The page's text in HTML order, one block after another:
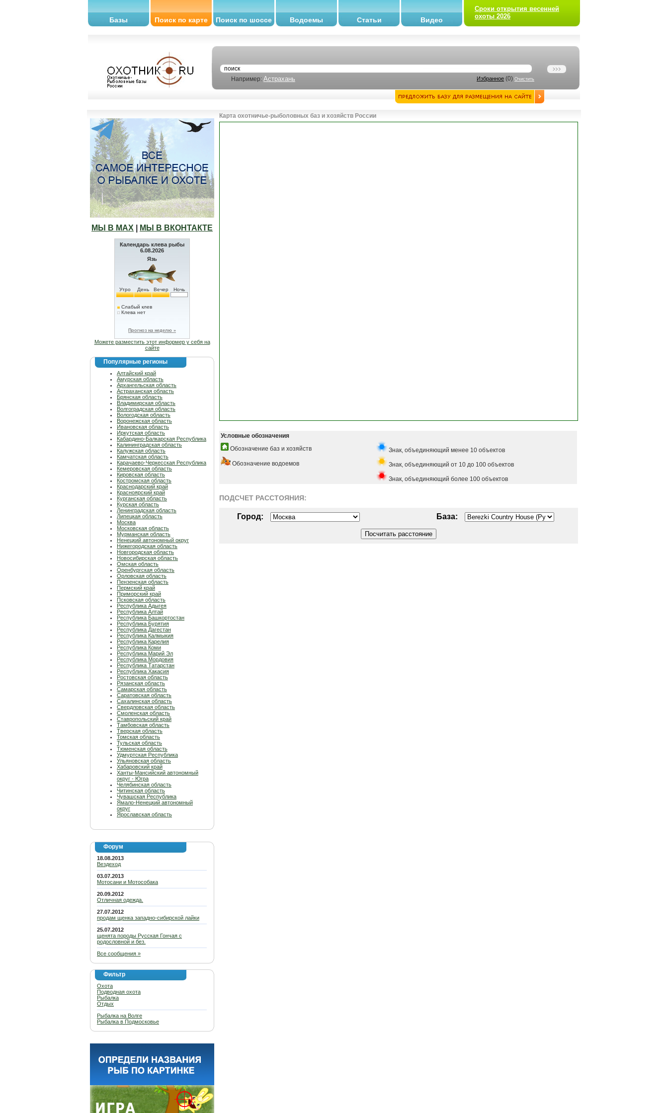
Базы Поиск по карте Поиск по шоссе Водоемы Статьи Видео
Сроки открытия весенней
охоты 2026
Например: Астрахань Избранное (0) Очистить
МЫ В МАХ МЫ В ВКОНТАКТЕ
Календарь клева рыбы
6.08.2026
Язь
Утро День Вечер Ночь
Слабый клев
Клева нет
Прогноз на неделю »
Можете разместить этот информер у себя на
сайте
Популярные регионы
Алтайский край
Амурская область
Архангельская область
Астраханская область
Брянская область
Владимирская область
Волгоградская область
Вологодская область
Воронежская область
Ивановская область
Иркутская область
Кабардино-Балкарская Республика
Калининградская область
Калужская область
Камчатская область
Карачаево-Черкесская Республика
Кемеровская область
Кировская область
Костромская область
Краснодарский край
Красноярский край
Курганская область
Курская область
Ленинградская область
Липецкая область
Москва
Московская область
Мурманская область
Ненецкий автономный округ
Нижегородская область
Новгородская область
Новосибирская область
Омская область
Оренбургская область
Орловская область
Пензенская область
Пермский край
Приморский край
Псковская область
Республика Адыгея
Республика Алтай
Республика Башкортостан
Республика Бурятия
Республика Дагестан
Республика Калмыкия
Республика Карелия
Республика Коми
Республика Марий Эл
Республика Мордовия
Республика Татарстан
Республика Хакасия
Ростовская область
Рязанская область
Самарская область
Саратовская область
Сахалинская область
Свердловская область
Смоленская область
Ставропольский край
Тамбовская область
Тверская область
Томская область
Тульская область
Тюменская область
Удмуртская Республика
Ульяновская область
Хабаровский край
Ханты-Мансийский автономный
округ - Югра
Челябинская область
Читинская область
Чувашская Республика
Ямало-Ненецкий автономный
округ
Ярославская область
Форум
18.08.2013
Вездеход
03.07.2013
Мотосани и Мотособака
20.09.2012
Отличная одежда.
27.07.2012
продам щенка западно-сибирской лайки
25.07.2012
щенята породы Русская Гончая с
родословной и без.
Все сообщения »
Фильтр
Охота
Подводная охота
Рыбалка
Отдых
Рыбалка на Волге
Рыбалка в Подмосковье
Карта охотничье-рыболовных баз и хозяйств России
Условные обозначения
Обозначение баз и хозяйств
Знак, объединяющий менее 10 объектов
Обозначение водоемов
Знак, объединяющий от 10 до 100 объектов
Знак, объединяющий более 100 объектов
ПОДСЧЕТ РАСCТОЯНИЯ:
Город: База: